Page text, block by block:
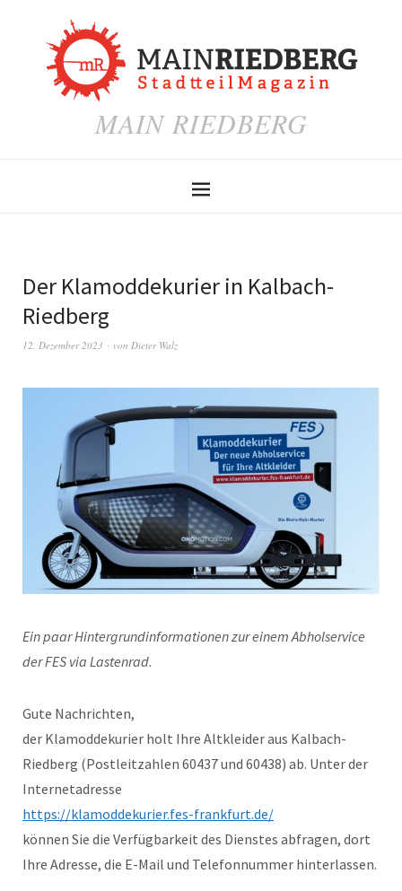
MAIN RIEDBERG
Der Klamoddekurier in Kalbach-
Riedberg
12. Dezember 2023 von Dieter Walz
Ein paar Hintergrundinformationen zur einem Abholservice
der FES via Lastenrad.
Gute Nachrichten,
der Klamoddekurier holt Ihre Altkleider aus Kalbach-
Riedberg (Postleitzahlen 60437 und 60438) ab. Unter der
Internetadresse
https://klamoddekurier.fes-frankfurt.de/
können Sie die Verfügbarkeit des Dienstes abfragen, dort
Ihre Adresse, die E-Mail und Telefonnummer hinterlassen.